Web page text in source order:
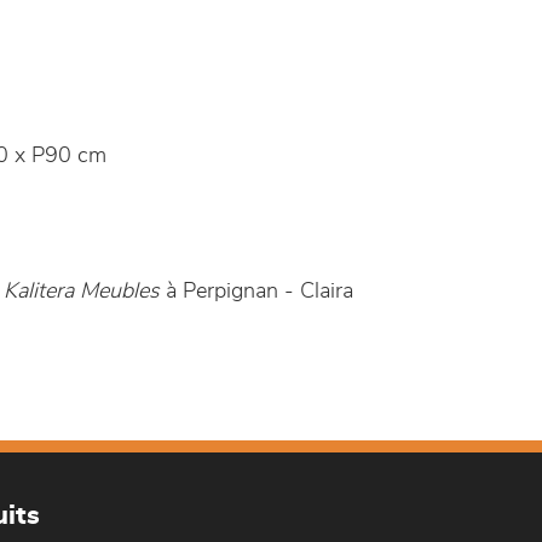
x P90 cm
Kalitera Meubles à Perpignan - Claira